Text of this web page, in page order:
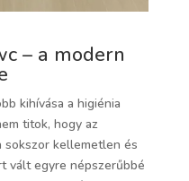
– a modern
kihívása a higiénia
titok, hogy az
sokszor kellemetlen és
vált egyre népszerűbbé